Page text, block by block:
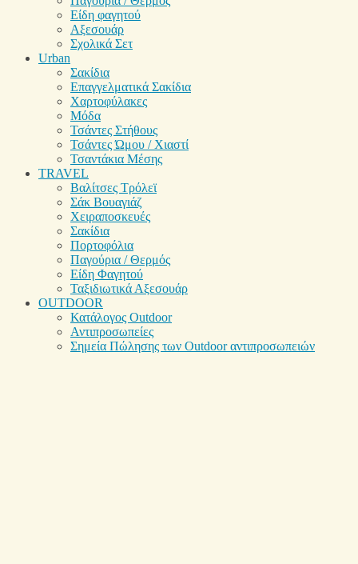
Είδη φαγητού
Αξεσουάρ
Σχολικά Σετ
Urban
Σακίδια
Επαγγελματικά Σακίδια
Χαρτοφύλακες
Μόδα
Τσάντες Στήθους
Τσάντες Ώμου / Χιαστί
Τσαντάκια Μέσης
TRAVEL
Βαλίτσες Τρόλεϊ
Σάκ Βουαγιάζ
Χειραποσκευές
Σακίδια
Πορτοφόλια
Παγούρια / Θερμός
Είδη Φαγητού
Ταξιδιωτικά Αξεσουάρ
OUTDOOR
Κατάλογος Outdoor
Αντιπροσωπείες
Σημεία Πώλησης των Outdoor αντιπροσωπειών